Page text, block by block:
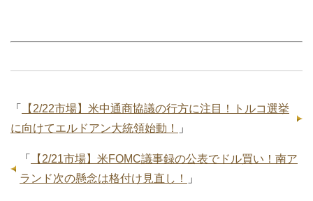
「
【2/22市場】米中通商協議の行方に注目！トルコ選挙
に向けてエルドアン大統領始動！
」
「
【2/21市場】米FOMC議事録の公表でドル買い！南ア
ランド次の懸念は格付け見直し！
」